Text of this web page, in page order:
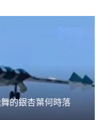
的銀杏葉何時落
砌錯O記臥底4警員